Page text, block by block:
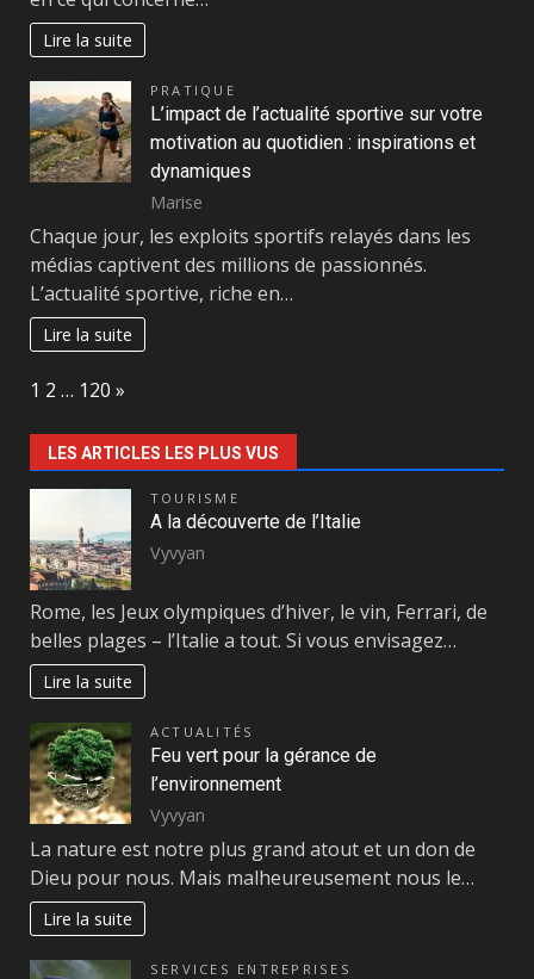
Lire la suite
PRATIQUE
L’impact de l’actualité sportive sur votre
motivation au quotidien : inspirations et
dynamiques
Marise
Chaque jour, les exploits sportifs relayés dans les
médias captivent des millions de passionnés.
L’actualité sportive, riche en…
Lire la suite
Page:
1 2 … 120 Next
»
LES ARTICLES LES PLUS VUS
TOURISME
A la découverte de l’Italie
Vyvyan
Rome, les Jeux olympiques d’hiver, le vin, Ferrari, de
belles plages – l’Italie a tout. Si vous envisagez…
Lire la suite
ACTUALITÉS
Feu vert pour la gérance de
l’environnement
Vyvyan
La nature est notre plus grand atout et un don de
Dieu pour nous. Mais malheureusement nous le…
Lire la suite
SERVICES ENTREPRISES